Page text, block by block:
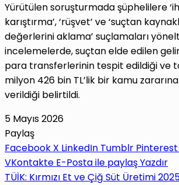
Yürütülen soruşturmada şüphelilere
karıştırma’, ‘rüşvet’ ve ‘suçtan
değerlerini aklama’ suçlamaları
incelemelerde, suçtan elde edilen
para transferlerinin tespit edildiği ve
milyon 426 bin TL’lik bir kamu
verildiği belirtildi.
5 Mayıs 2026
Paylaş
Facebook X LinkedIn Tumblr Pinterest
VKontakte E-Posta ile paylaşYazdır
TÜİK: Kırmızı Et ve Çiğ Süt Üretimi